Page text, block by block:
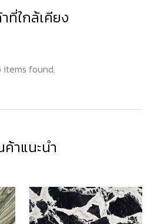
ที่ใกล้เคียง
items found.
าแนะนำ